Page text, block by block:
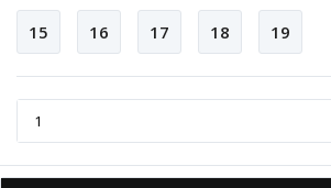
15 16 17 18 19